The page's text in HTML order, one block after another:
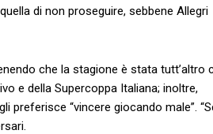
di non proseguire, sebbene Allegri
che la stagione è stata tutt’altro
e della Supercoppa Italiana; inoltre,
preferisce “vincere giocando male”.